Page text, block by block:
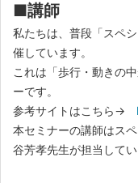
■講師
私たちは、普段「スペ
催しています。
これは「歩行・動きの
ーです。
参考サイトはこちら→
本セミナーの講師はス
谷芳孝先生が担当してい